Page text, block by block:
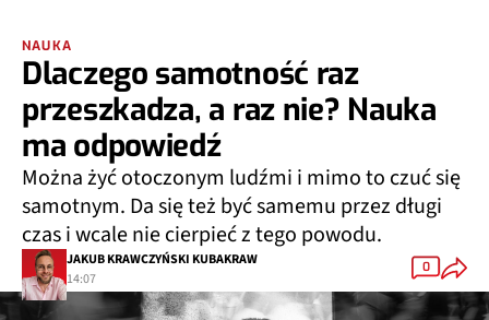
NAUKA
Dlaczego samotność raz
przeszkadza, a raz nie? Nauka
ma odpowiedź
Można żyć otoczonym ludźmi i mimo to czuć się
samotnym. Da się też być samemu przez długi
czas i wcale nie cierpieć z tego powodu.
JAKUB KRAWCZYŃSKI KUBAKRAW
14:07
0